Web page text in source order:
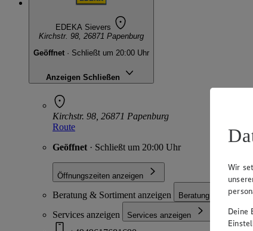
EDEKA Sievers
Kirchstr. 98, 26871 Papenburg
Geöffnet · Schließt um 20:00 Uhr
Anzeigen Schließen
Kirchstr. 98, 26871 Papenburg
Route
Geöffnet · Schließt um 20:00 Uhr
Öffnungszeiten anzeigen
Beratung & Sortiment anzeigen Beratung &
Services anzeigen Services anzeigen
Wir
Deine